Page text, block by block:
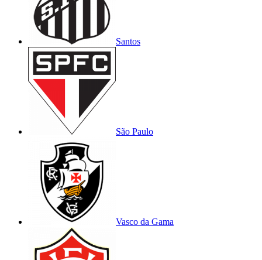
Santos
São Paulo
Vasco da Gama